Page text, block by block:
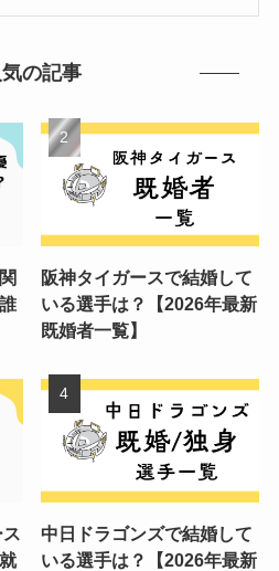
気の記事
阪神タイガースで結婚して
いる選手は？【2026年最新
既婚者一覧】
中日ドラゴンズで結婚して
いる選手は？【2026年最新